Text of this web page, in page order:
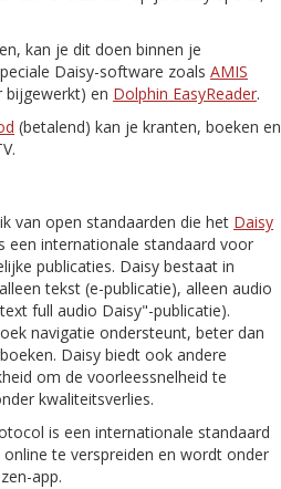
kan je dit doen binnen je
Daisy-software zoals AMIS
en Dolphin EasyReader.
(betalend) kan je kranten, boeken en
van open standaarden die het Daisy
een internationale standaard voor
publicaties. Daisy bestaat in
tekst (e-publicatie), alleen audio
full audio Daisy"-publicatie).
navigatie ondersteunt, beter dan
Daisy biedt ook andere
om de voorleessnelheid te
kwaliteitsverlies.
is een internationale standaard
te verspreiden en wordt onder
app.